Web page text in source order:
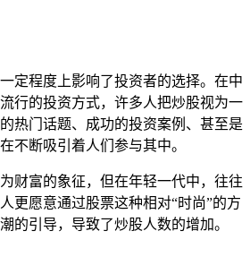
定程度上影响了投资者的选择。在中
行的投资方式，许多人把炒股视为一
热门话题、成功的投资案例、甚至是
不断吸引着人们参与其中。
财富的象征，但在年轻一代中，往往
更愿意通过股票这种相对“时尚”的方
的引导，导致了炒股人数的增加。